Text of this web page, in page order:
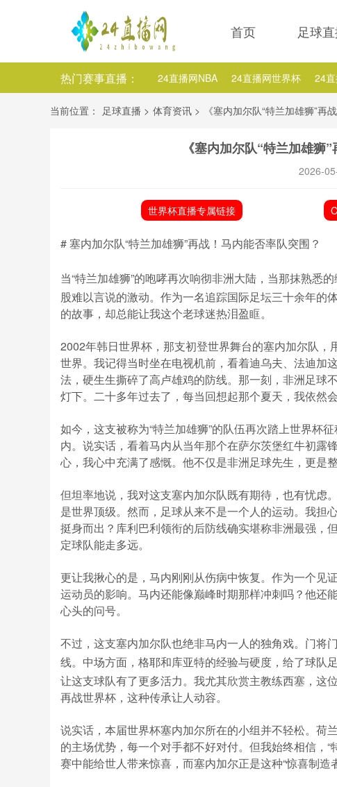
首页 足球
热门赛事直播： 24直播网NBA 24直播网世界杯 24
24直播网中超 24直播网法乙 24直
24直播网NBA国王 24直播网NBA德罗
当前位置： 足球直播 > 体育资讯 > 《塞内加尔队“特兰加雄狮”再
《塞内加尔队“特兰加雄狮
2026-
世界杯直播专属链接
# 塞内加尔队“特兰加雄狮”再战！马内能否率队突围？
当“特兰加雄狮”的咆哮再次响彻非洲大陆，当那抹熟悉
股难以言说的激动。作为一名追踪国际足坛三十余年的
的故事，却总能让我这个老球迷热泪盈眶。
2002年韩日世界杯，那支初登世界舞台的塞内加尔队
世界。我记得当时坐在电视机前，看着迪乌夫、法迪加
法，硬生生撕碎了高卢雄鸡的防线。那一刻，非洲足球
灯下。二十多年过去了，每当回想起那个夏天，我依然会
如今，这支被称为“特兰加雄狮”的队伍再次踏上世界杯
内。说实话，看着马内从当年那个在萨尔茨堡红牛初露
心，我心中充满了感慨。他不仅是非洲足球先生，更是
但坦率地说，我对这支塞内加尔队既有期待，也有忧虑
是世界顶级。然而，足球从来不是一个人的运动。我担
挺身而出？库利巴利领衔的后防线确实堪称非洲最强，
定球队能走多远。
更让我揪心的是，马内刚刚从伤病中恢复。作为一个见
运动员的影响。马内还能像巅峰时期那样冲刺吗？他还
心头的问号。
不过，这支塞内加尔队也绝非马内一人的独角戏。门将
线。中场方面，格耶和库亚特的经验与硬度，给了球队
让这支球队有了更多活力。我尤其欣赏主教练西塞，这
再战世界杯，这种传承让人动容。
说实话，本届世界杯塞内加尔所在的小组并不轻松。荷
的主场优势，每一个对手都不好对付。但我始终相信，
赛中能给世人带来惊喜，而塞内加尔正是这种“惊喜制造